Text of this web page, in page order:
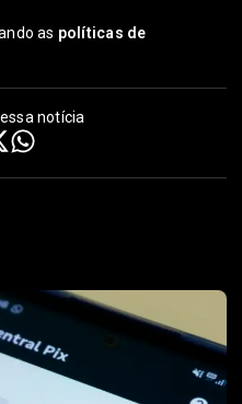
as políticas de
notícia